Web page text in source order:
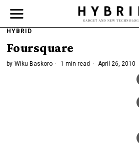
HYBRID
Foursquare
by Wiku Baskoro 1 min read April 26, 2010